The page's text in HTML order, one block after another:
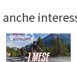
anche